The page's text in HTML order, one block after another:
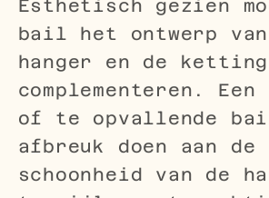
Esthetisch gezien
bail het ontwerp
hanger en de ketting
complementeren.
of te opvallende
afbreuk doen aan de
schoonheid van de